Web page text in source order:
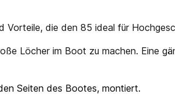
die den 85 ideal für
Löcher im Boot zu machen. Eine
Seiten des Bootes, montiert.